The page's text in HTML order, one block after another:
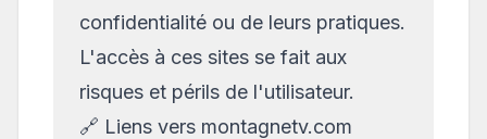
confidentialité ou de leurs pratiques.
L'accès à ces sites se fait aux
risques et périls de l'utilisateur.
🔗 Liens vers montagnetv.com